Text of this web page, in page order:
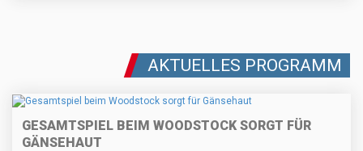
AKTUELLES PROGRAMM
GESAMTSPIEL BEIM WOODSTOCK SORGT FÜR
GÄNSEHAUT